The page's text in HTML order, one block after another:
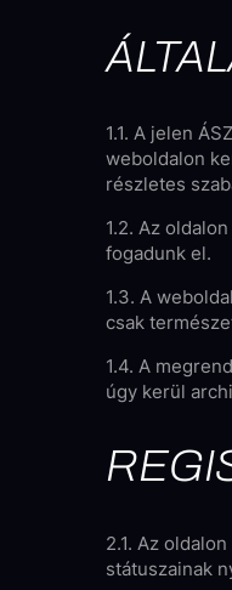
1.1. A jelen
weboldalon
részletes
1.2. Az
fogadunk el.
1.3. A
csak
1.4. A
úgy kerül
2.1. Az
státuszainak